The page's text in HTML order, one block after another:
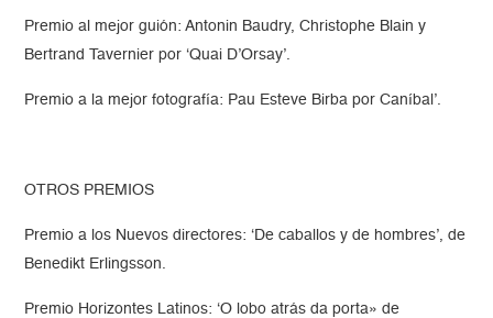
Premio al mejor guión: Antonin Baudry, Christophe Blain y
Bertrand Tavernier por ‘Quai D’Orsay’.
Premio a la mejor fotografía: Pau Esteve Birba por Caníbal’.
OTROS PREMIOS
Premio a los Nuevos directores: ‘De caballos y de hombres’, de
Benedikt Erlingsson.
Premio Horizontes Latinos: ‘O lobo atrás da porta» de